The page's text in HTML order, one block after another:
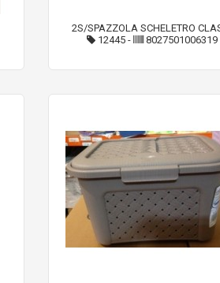
2S/SPAZZOLA SCHELETRO
12445- 8027501006319